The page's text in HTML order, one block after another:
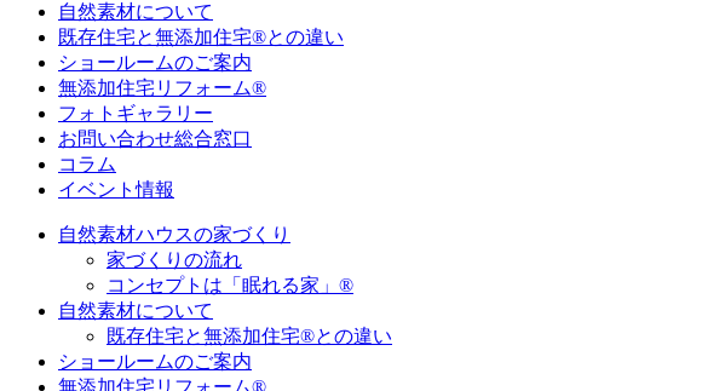
自然素材について
既存住宅と無添加住宅®との違い
ショールームのご案内
無添加住宅リフォーム®
フォトギャラリー
お問い合わせ総合窓口
コラム
イベント情報
自然素材ハウスの家づくり
家づくりの流れ
コンセプトは「眠れる家」®
自然素材について
既存住宅と無添加住宅®との違い
ショールームのご案内
無添加住宅リフォーム®